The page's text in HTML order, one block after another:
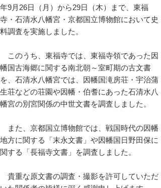
年9月26日（月）から29日（木）まで、東福
寺・石清水八幡宮・京都国立博物館において史
料調査を実施しました。
このうち、東福寺では、東福寺領であった因
幡国古海郷に関する南北朝～室町期の古文書
を、石清水八幡宮では、因幡国滝房荘・宇治蒲
生荘などの荘園や因幡・伯耆にあった石清水八
幡宮の別宮関係の中世文書を調査しました。
また、京都国立博物館では、戦国時代の因幡
地方に関する「末永文書」や因幡国日野田保に
関する「長福寺文書」を調査しました。
貴重な原文書の調査・撮影を許可していただ